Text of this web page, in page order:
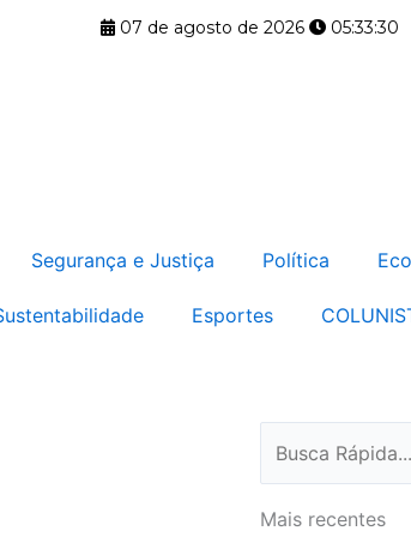
07 de agosto de 2026 05:33:30
Segurança e Justiça Política
Esportes
Mais recentes